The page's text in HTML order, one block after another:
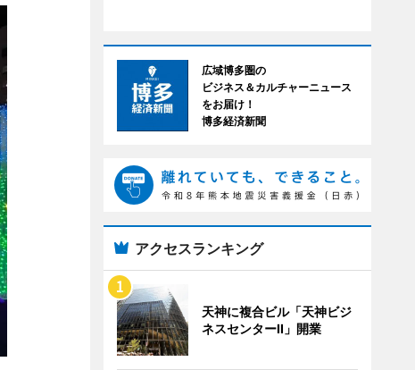
広域博多圏の
ビジネス＆カルチャーニュース
をお届け！
博多経済新聞
アクセスランキング
天神に複合ビル「天神ビジ
ネスセンターII」開業